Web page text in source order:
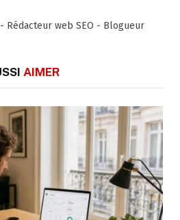
Rédacteur web SEO - Blogueur
AIMER